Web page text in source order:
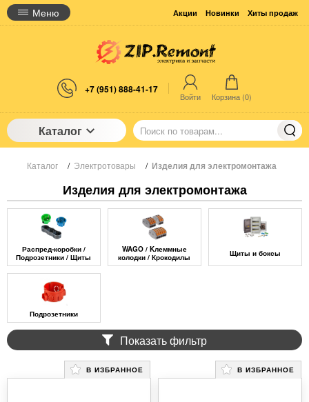
Меню Акции Новинки Хиты продаж
+7 (951) 888-41-17
Войти Корзина (0)
Каталог
Каталог / Электротовары / Изделия для электромонтажа
Изделия для электромонтажа
Распред-коробки /
Подрозетники / Щиты
WAGO / Kлеммные
колодки / Крокодилы
Щиты и боксы
Подрозетники
Показать фильтр
В ИЗБРАННОЕ В ИЗБРАННОЕ